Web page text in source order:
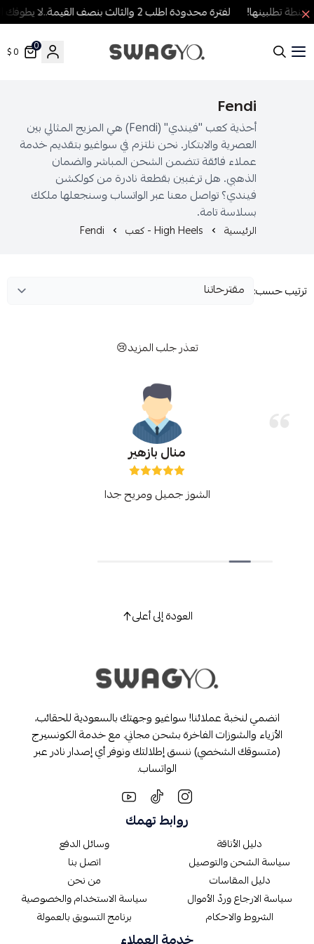
تطلبينها! لفترة محدودة اطلب 2 والثالث بنصف القيمة..لا يطوفك العرض!
SWAGYO FASHION
0 $
Fendi
أحذية كعب "فيندي" (Fendi) هي المزيج المثالي بين
العصرية والابتكار. نحن نلتزم في سواغيو بتقديم خدمة
عملاء فائقة تتضمن الشحن المباشر والضمان
الذهبي. هل ترغبين بقطعة نادرة من كولكشن
فيندي؟ تواصل معنا عبر الواتساب وسنجعلها ملكك
بسلاسة تامة.
الرئيسية High Heels - كعب Fendi
حسب:
تعذر جلب المزيد😢
منال بازهير
الشوز جميل ومريح جدا
العودة إلى أعلى
انضمي لنخبة عملائنا! سواغيو وجهتك بالسعودية للحقائب،
الأزياء والشوزات الفاخرة بشحن مجاني. مع خدمة الكونسيرج
(متسوقك الشخصي) ننسق إطلالتك ونوفر أي إصدار نادر عبر
الواتساب.
روابط تهمك
دليل الأناقة
سياسة الشحن والتوصيل
دليل المقاسات
سياسة الارجاع وردّ الأموال
الشروط والاحكام
وسائل الدفع
اتصل بنا
من نحن
سياسة الاستخدام والخصوصية
برنامج التسويق بالعمولة